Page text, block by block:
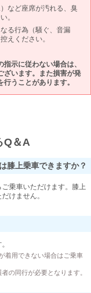
など座席が汚れる、臭
。
る行為（騒ぐ、音漏
えください。
指示に従わない場合は、
ざいます。また損害が発
うことがあります。
Q＆A
膝上乗車できますか？
乗車いただけます。膝上
けません。
着用できない場合はご乗車
の同行が必要となります。